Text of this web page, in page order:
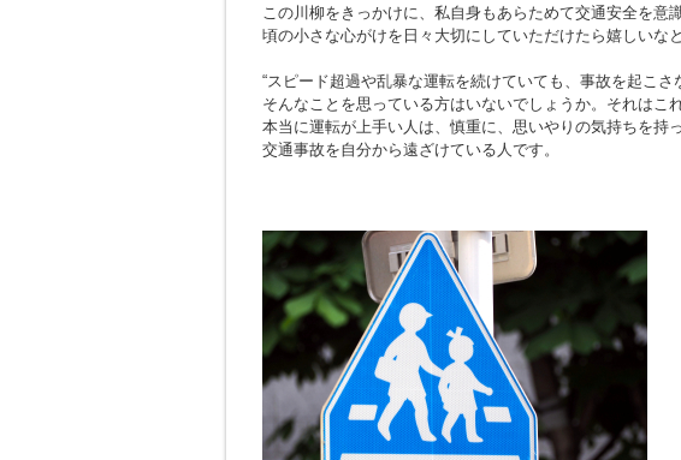
この川柳をきっかけに、私自身もあらためて交通安全を意
頃の小さな心がけを日々大切にしていただけたら嬉しいな
“スピード超過や乱暴な運転を続けていても、事故を起こさ
そんなことを思っている方はいないでしょうか。それはこ
本当に運転が上手い人は、慎重に、思いやりの気持ちを持
交通事故を自分から遠ざけている人です。